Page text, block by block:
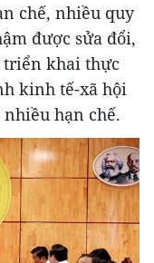
chế, nhiều quy
được sửa đổi,
triển khai thực
kinh tế-xã hội
hạn chế.